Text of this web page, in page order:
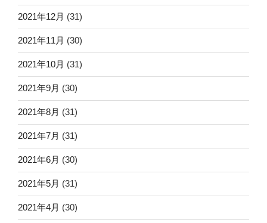
2021年12月 (31)
2021年11月 (30)
2021年10月 (31)
2021年9月 (30)
2021年8月 (31)
2021年7月 (31)
2021年6月 (30)
2021年5月 (31)
2021年4月 (30)